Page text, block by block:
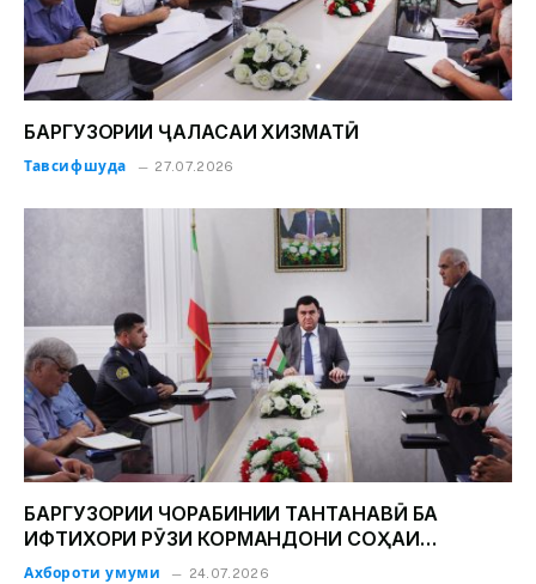
БАРГУЗОРИИ ҶАЛАСАИ ХИЗМАТӢ
Тавсифшуда 27.07.2026
БАРГУЗОРИИ ЧОРАБИНИИ ТАНТАНАВӢ БА
ИФТИХОРИ РӮЗИ КОРМАНДОНИ СОҲАИ
НАҚЛИЁТ
Ахбороти умуми 24.07.2026